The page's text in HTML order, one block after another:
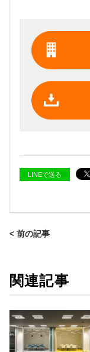
LINEで送る
< 前の記事
関連記事